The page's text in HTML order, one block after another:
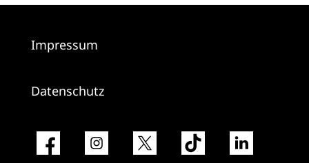
Impressum
Datenschutz